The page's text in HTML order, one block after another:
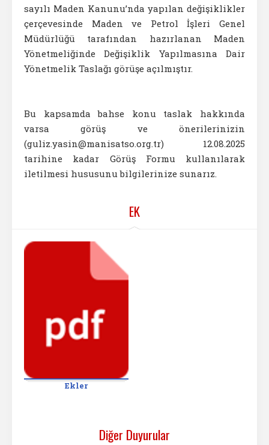
sayılı Maden Kanunu’nda yapılan değişiklikler
çerçevesinde Maden ve Petrol İşleri Genel
Müdürlüğü tarafından hazırlanan Maden
Yönetmeliğinde Değişiklik Yapılmasına Dair
Yönetmelik Taslağı görüşe açılmıştır.
Bu kapsamda bahse konu taslak hakkında
varsa görüş ve önerilerinizin
(guliz.yasin@manisatso.org.tr) 12.08.2025
tarihine kadar Görüş Formu kullanılarak
iletilmesi hususunu bilgilerinize sunarız.
EK
Ekler
Diğer Duyurular